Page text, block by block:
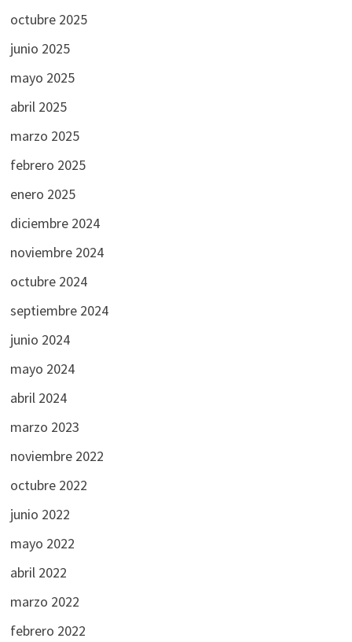
octubre 2025
junio 2025
mayo 2025
abril 2025
marzo 2025
febrero 2025
enero 2025
diciembre 2024
noviembre 2024
octubre 2024
septiembre 2024
junio 2024
mayo 2024
abril 2024
marzo 2023
noviembre 2022
octubre 2022
junio 2022
mayo 2022
abril 2022
marzo 2022
febrero 2022